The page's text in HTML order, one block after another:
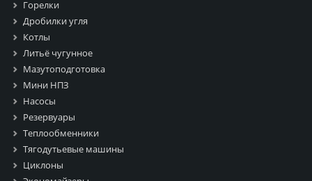
Горелки
Дробилки угля
Котлы
Литьё чугунное
Мазутоподготовка
Мини НПЗ
Насосы
Резервуары
Теплообменники
Тягодутьевые машины
Циклоны